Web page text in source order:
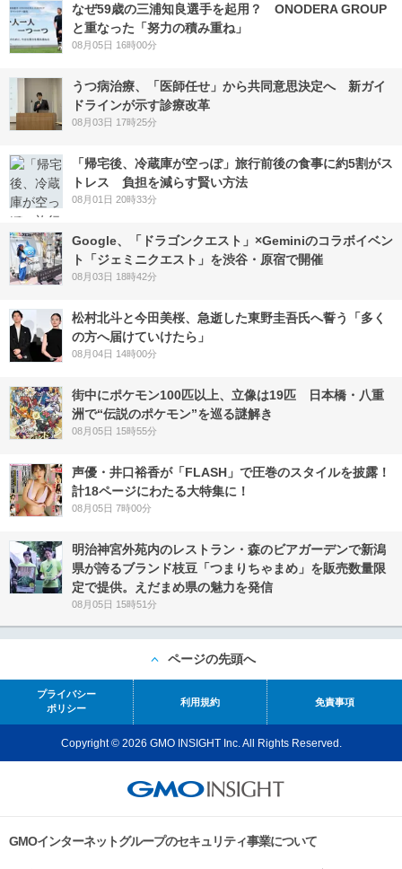
なぜ59歳の三浦知良選手を起用？ ONODERA GROUP
と重なった「努力の積み重ね」
08月05日 16時00分
うつ病治療、「医師任せ」から共同意思決定へ 新ガイ
ドラインが示す診療改革
08月03日 17時25分
「帰宅後、冷蔵庫が空っぽ」旅行前後の食事に約5割がス
トレス 負担を減らす賢い方法
08月01日 20時33分
Google、「ドラゴンクエスト」×Geminiのコラボイベン
ト「ジェミニクエスト」を渋谷・原宿で開催
08月03日 18時42分
松村北斗と今田美桜、急逝した東野圭吾氏へ誓う「多く
の方へ届けていけたら」
08月04日 14時00分
街中にポケモン100匹以上、立像は19匹 日本橋・八重
洲で“伝説のポケモン”を巡る謎解き
08月05日 15時55分
声優・井口裕香が「FLASH」で圧巻のスタイルを披露！
計18ページにわたる大特集に！
08月05日 7時00分
明治神宮外苑内のレストラン・森のビアガーデンで新潟
県が誇るブランド枝豆「つまりちゃまめ」を販売数量限
定で提供。えだまめ県の魅力を発信
08月05日 15時51分
ページの先頭へ
プライバシー
ポリシー
利用規約 免責事項
Copyright © 2026 GMO INSIGHT Inc. All Rights Reserved.
GMOインターネットグループのセキュリティ事業について